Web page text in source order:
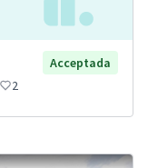
Acceptada
2